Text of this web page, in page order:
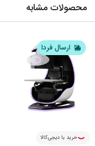
محصولات مشابه
ارسال فردا
خرید با دیجی‌کالا